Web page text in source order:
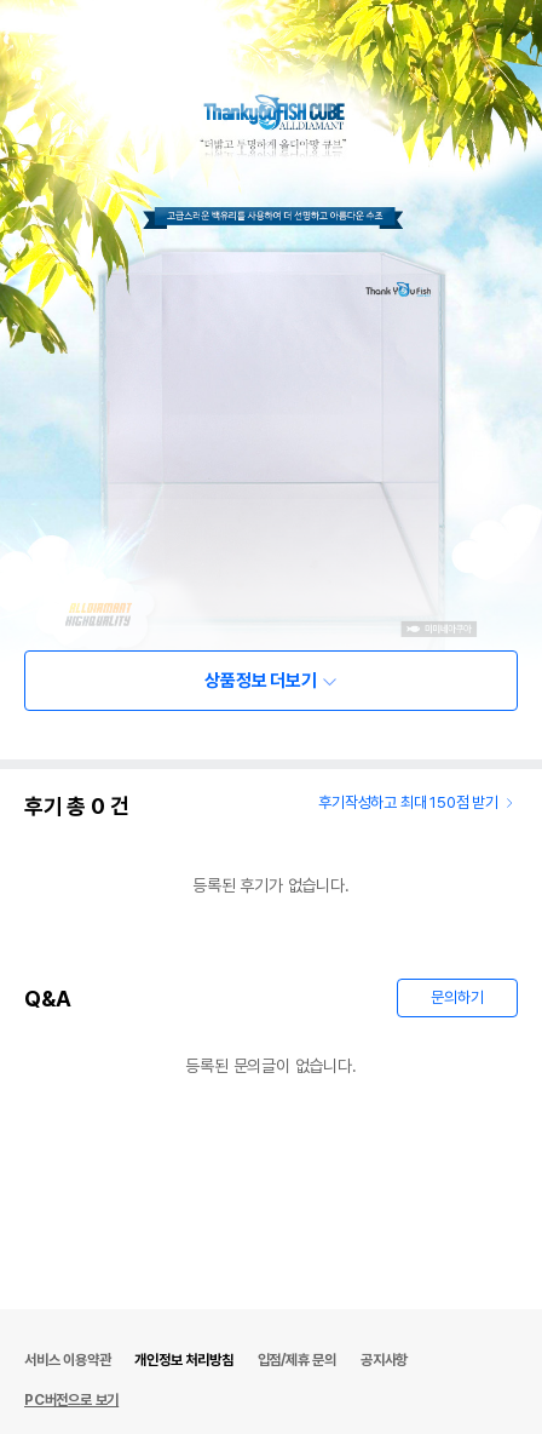
상품정보 더보기
후기 총 0 건 후기작성하고 최대 150점 받기
등록된 후기가 없습니다.
Q&A 문의하기
등록된 문의글이 없습니다.
서비스 이용약관 개인정보 처리방침 입점/제휴 문의 공지사항
PC버전으로 보기